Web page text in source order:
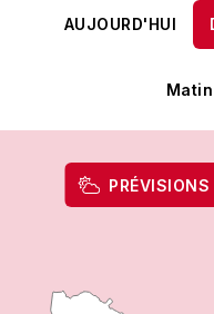
AUJOURD'HUI
Matin
PRÉVISIONS